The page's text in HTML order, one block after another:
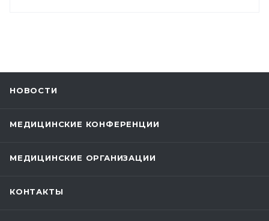
НОВОСТИ
МЕДИЦИНСКИЕ КОНФЕРЕНЦИИ
МЕДИЦИНСКИЕ ОРГАНИЗАЦИИ
КОНТАКТЫ